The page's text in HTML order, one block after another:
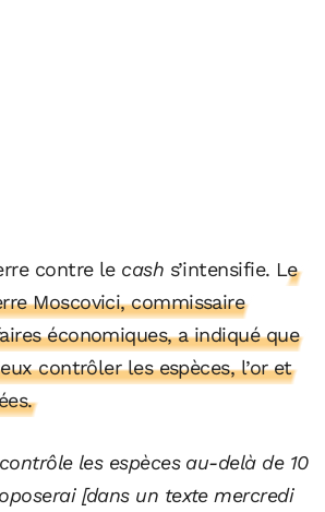
contre le cash s’intensifie. Le
Moscovici, commissaire
économiques, a indiqué que
contrôler les espèces, l’or et
les espèces au-delà de 10
[dans un texte mercredi